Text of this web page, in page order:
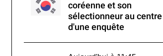
coréenne et son
sélectionneur au centre
d'une enquête